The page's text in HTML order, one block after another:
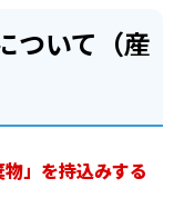
ついて（産
物」を持込みする